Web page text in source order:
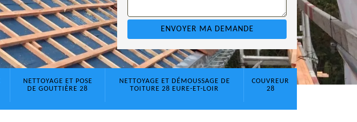
NETTOYAGE ET POSE
DE GOUTTIÈRE 28
NETTOYAGE ET DÉMOUSSAGE DE
TOITURE 28 EURE-ET-LOIR
COUVREUR
28